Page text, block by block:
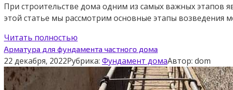
При строительстве дома одним из самых важных этапов
этой статье мы рассмотрим основные этапы возведения
Читать полностью
Арматура для фундамента частного дома
22 декабря, 2022Рубрика: Фундамент домаАвтор: dom